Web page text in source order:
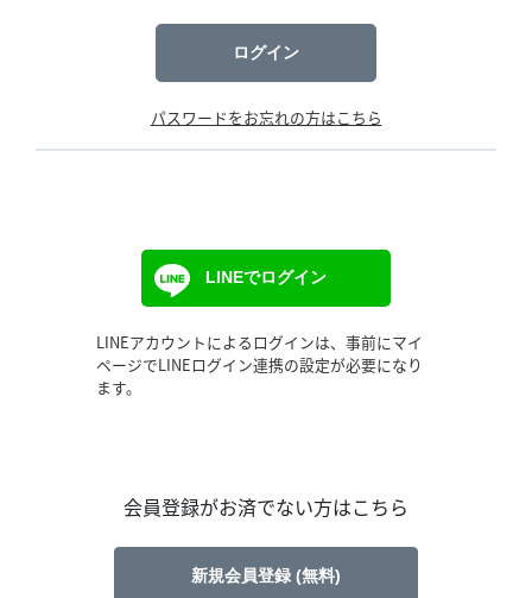
ログイン
パスワードをお忘れの方はこちら
LINEでログイン
LINEアカウントによるログインは、事前にマイ
ページでLINEログイン連携の設定が必要になり
ます。
会員登録がお済でない方はこちら
新規会員登録 (無料)